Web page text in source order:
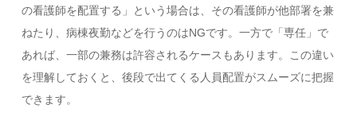
の看護師を配置する」という場合は、その看護師が他部署を兼
ねたり、病棟夜勤などを行うのはNGです。一方で「専任」で
あれば、一部の兼務は許容されるケースもあります。この違い
を理解しておくと、後段で出てくる人員配置がスムーズに把握
できます。